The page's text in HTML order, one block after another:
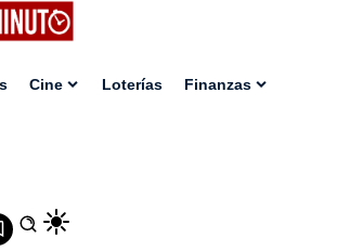
Cine Loterías Finanzas